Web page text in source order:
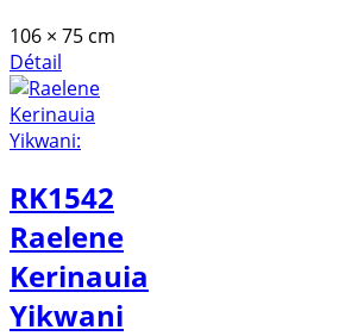
106 × 75 cm
Détail
RK1542
Raelene
Kerinauia
Yikwani